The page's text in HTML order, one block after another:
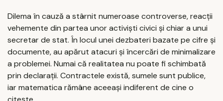
Dilema în cauză a stârnit numeroase controverse, reacții
vehemente din partea unor activiști civici și chiar a unui
secretar de stat. În locul unei dezbateri bazate pe cifre și
documente, au apărut atacuri și încercări de minimalizare
a problemei. Numai că realitatea nu poate fi schimbată
prin declarații. Contractele există, sumele sunt publice,
iar matematica rămâne aceeași indiferent de cine o